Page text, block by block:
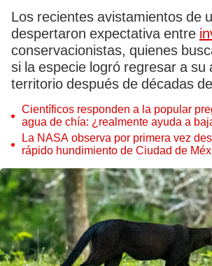
Los recientes avistamientos de
despertaron expectativa entre
conservacionistas, quienes
si la especie logró regresar a su
territorio después de décadas
Científicos responden a la popular
agua de chía: ¿realmente ayuda a
solo un mito viral?
La NASA observa por primera vez
rápido hundimiento de Ciudad de